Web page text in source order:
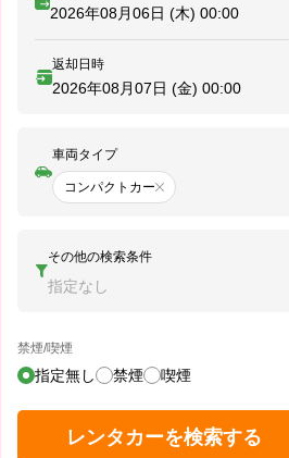
2026年08月06日 (木) 00:00
返却日時
2026年08月07日 (金) 00:00
車両タイプ
コンパクトカー
その他の検索条件
指定なし
禁煙/喫煙
指定無し 禁煙 喫煙
レンタカーを検索する